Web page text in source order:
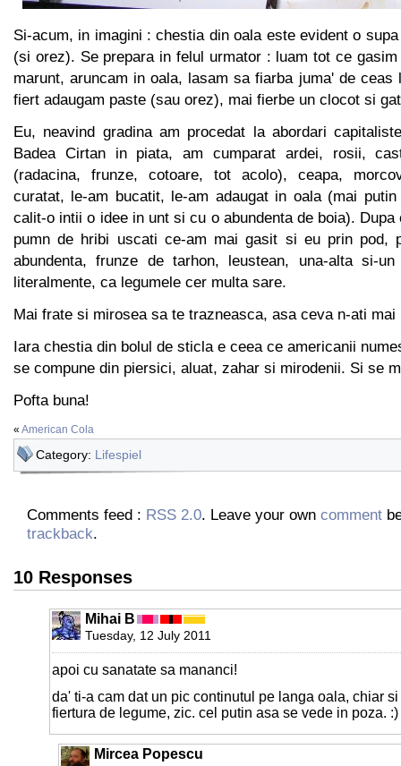
Si-acum, in imagini : chestia din oala este evident o
(si orez). Se prepara in felul urmator : luam tot ce
marunt, aruncam in oala, lasam sa fiarba juma' de
fiert adaugam paste (sau orez), mai fierbe un clocot si
Eu, neavind gradina am procedat la abordari
Badea Cirtan in piata, am cumparat ardei, rosii,
(radacina, frunze, cotoare, tot acolo), ceapa,
curatat, le-am bucatit, le-am adaugat in oala (mai
calit-o intii o idee in unt si cu o abundenta de boia). Dupa
pumn de hribi uscati ce-am mai gasit si eu prin pod,
abundenta, frunze de tarhon, leustean, una-alta si-
literalmente, ca legumele cer multa sare.
Mai frate si mirosea sa te trazneasca, asa ceva n-ati mai
Iara chestia din bolul de sticla e ceea ce americanii
se compune din piersici, aluat, zahar si mirodenii. Si se
Pofta buna!
« American Cola
Category: Lifespiel
Comments feed : RSS 2.0. Leave your own comment
trackback.
10 Responses
Mihai B
Tuesday, 12 July 2011
apoi cu sanatate sa mananci!
da' ti-a cam dat un pic continutul pe langa oala, chiar
fiertura de legume, zic. cel putin asa se vede in poza. :)
Mircea Popescu